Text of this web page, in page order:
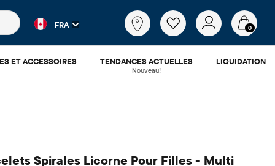
populaires et les résultats de produits au fur et à
FRA 0
ET ACCESSOIRES TENDANCES ACTUELLES
Nouveau!
LIQUIDATION
Spirales Licorne Pour Filles - Multi